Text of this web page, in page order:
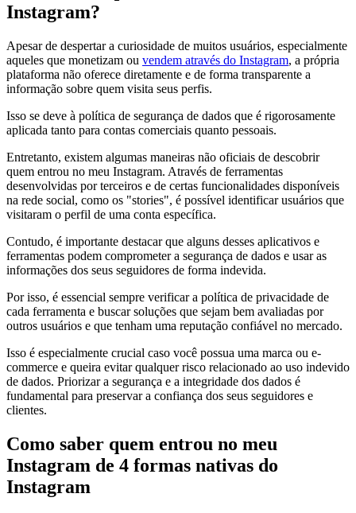
Instagram?
Apesar de despertar a curiosidade de muitos usuários, especialmente
aqueles que monetizam ou vendem através do Instagram, a própria
plataforma não oferece diretamente e de forma transparente a
informação sobre quem visita seus perfis.
Isso se deve à política de segurança de dados que é rigorosamente
aplicada tanto para contas comerciais quanto pessoais.
Entretanto, existem algumas maneiras não oficiais de descobrir
quem entrou no meu Instagram. Através de ferramentas
desenvolvidas por terceiros e de certas funcionalidades disponíveis
na rede social, como os "stories", é possível identificar usuários que
visitaram o perfil de uma conta específica.
Contudo, é importante destacar que alguns desses aplicativos e
ferramentas podem comprometer a segurança de dados e usar as
informações dos seus seguidores de forma indevida.
Por isso, é essencial sempre verificar a política de privacidade de
cada ferramenta e buscar soluções que sejam bem avaliadas por
outros usuários e que tenham uma reputação confiável no mercado.
Isso é especialmente crucial caso você possua uma marca ou e-
commerce e queira evitar qualquer risco relacionado ao uso indevido
de dados. Priorizar a segurança e a integridade dos dados é
fundamental para preservar a confiança dos seus seguidores e
clientes.
Como saber quem entrou no meu
Instagram de 4 formas nativas do
Instagram